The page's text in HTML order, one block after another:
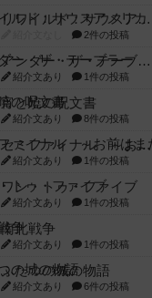
リワイルド：サウスアメリカ
2件の投稿
アンダー・ザ・テーブラー
紹介文あり 1件の投稿
宵と暁の呪文書
紹介文あり 8件の投稿
セミファイナル ～お前はまだ生きている～
紹介文あり 1件の投稿
ワン・トゥ・ファイブ
紹介文あり 1件の投稿
南北戦争
紹介文あり 1件の投稿
ふたつの城の物語
紹介文あり 6件の投稿